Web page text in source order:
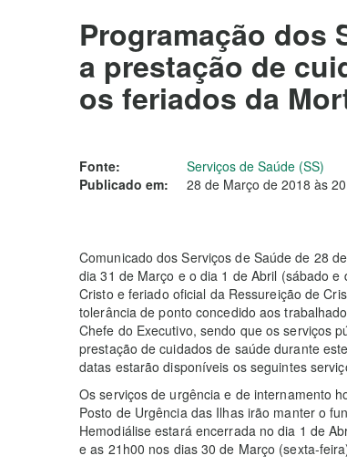
Programação dos
a prestação de
os feriados da
Fonte:
Serviços de Saúde (SS)
Publicado em:
28 de Março de 2018 às
Comunicado dos Serviços de Saúde de 28
dia 31 de Março e o dia 1 de Abril (sábado
Cristo e feriado oficial da Ressureição de
tolerância de ponto concedido aos
Chefe do Executivo, sendo que os serviços
prestação de cuidados de saúde durante
datas estarão disponíveis os seguintes
Os serviços de urgência e de internamento
Posto de Urgência das Ilhas irão manter o
Hemodiálise estará encerrada no dia 1 de
e as 21h00 nos dias 30 de Março (sexta-